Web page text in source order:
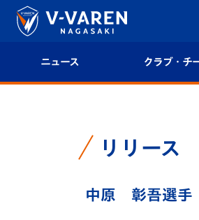
ニュース クラブ・チ
リリース
中原 彰吾選手